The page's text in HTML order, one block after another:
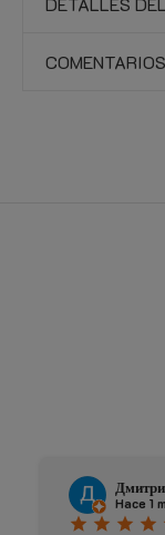
COMENTARIOS
Hace 1
star star star star